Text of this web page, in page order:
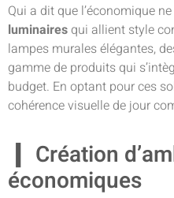
Qui a dit que l’économique
luminaires qui allient style
lampes murales élégantes,
gamme de produits qui
budget. En optant pour ces
cohérence visuelle de jour
Création
économiques